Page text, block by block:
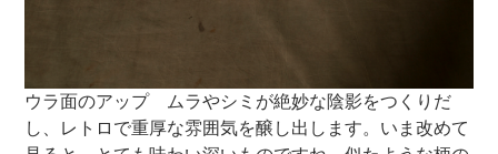
ウラ面のアップ ムラやシミが絶妙な陰影をつくりだ
し、レトロで重厚な雰囲気を醸し出します。いま改めて